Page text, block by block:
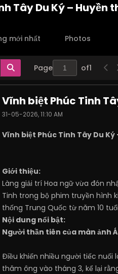
Tây Du Ký – Huyền
mới nhất Photos
Page of1
Vĩnh biệt Phúc Tinh
31-05-2026, 11:10 AM
Vĩnh biệt Phúc Tinh Tây Du
Giới thiệu:
Làng giải trí Hoa ngữ vừa đón
Tinh trong bộ phim truyền hình
thống Trung Quốc từ năm 10
Nội dung nổi bật:
Người thần tiên của màn ảnh
Điều khiến nhiều người tiếc
thăm ông vào tháng 3, kể lại